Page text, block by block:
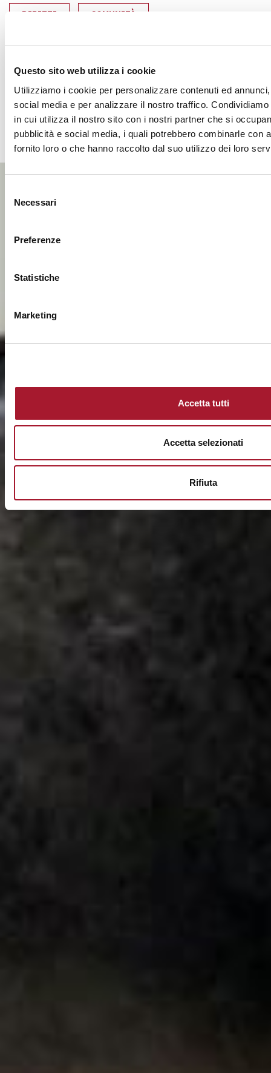
Questo sito web utilizza i cookie
Utilizziamo i cookie per personalizzare contenuti ed
social media e per analizzare il nostro traffico.
in cui utilizza il nostro sito con i nostri partner che si
pubblicità e social media, i quali potrebbero combinarle con
fornito loro o che hanno raccolto dal suo utilizzo dei loro
delNecessari
Preferenze
Statistiche
Marketing
Accetta tutti
Accetta selezionati
Rifiuta
DIRITTI COMUNITÀ
PERSONE SENZA DIMORA
SHARE
SPORTELLI PER LA RESIDENZA
SPORTELLI PER LA
SPORTELLI PER LA
SPORTELLI PER LA
SPORTELLI PER